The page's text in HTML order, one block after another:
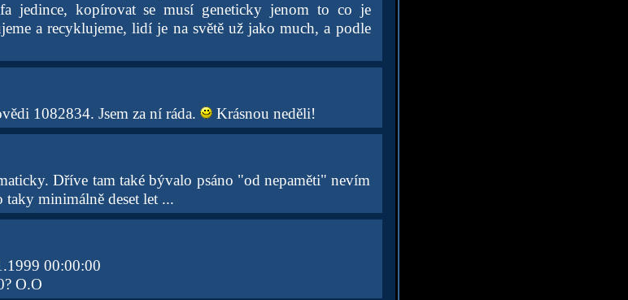
jedince, kopírovat se musí geneticky jenom to co je
a recyklujeme, lidí je na světě už jako much, a podle
1082834. Jsem za ní ráda. Krásnou neděli!
Dříve tam také bývalo psáno "od nepaměti" nevím
minimálně deset let ...
00:00:00
O.O